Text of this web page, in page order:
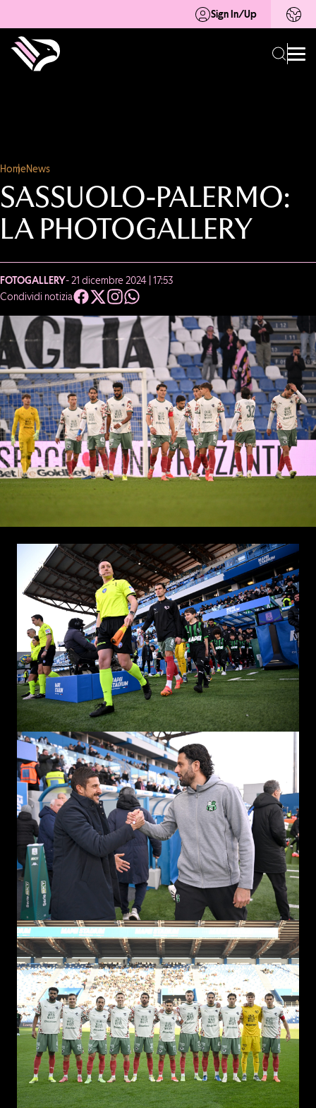
Sign In/Up
HomeNews
SASSUOLO-PALERMO:
LA PHOTOGALLERY
FOTOGALLERY- 21 dicembre 2024 | 17:53
Condividi notizia